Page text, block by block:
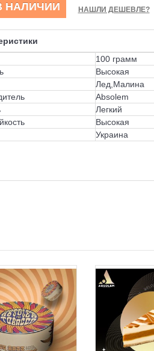
НАЛИЧИИ НАШЛИ ДЕШЕВЛЕ?
100 грамм
Высокая
Лед,Малина
Absolem
Легкий
Высокая
Украина